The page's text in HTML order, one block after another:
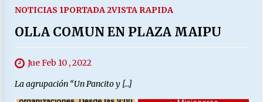
NOTICIAS 1PORTADA 2VISTA RAPIDA
OLLA COMUN EN PLAZA MAIPU
Jue Feb 10 , 2022
La agrupación “Un Pancito y […]